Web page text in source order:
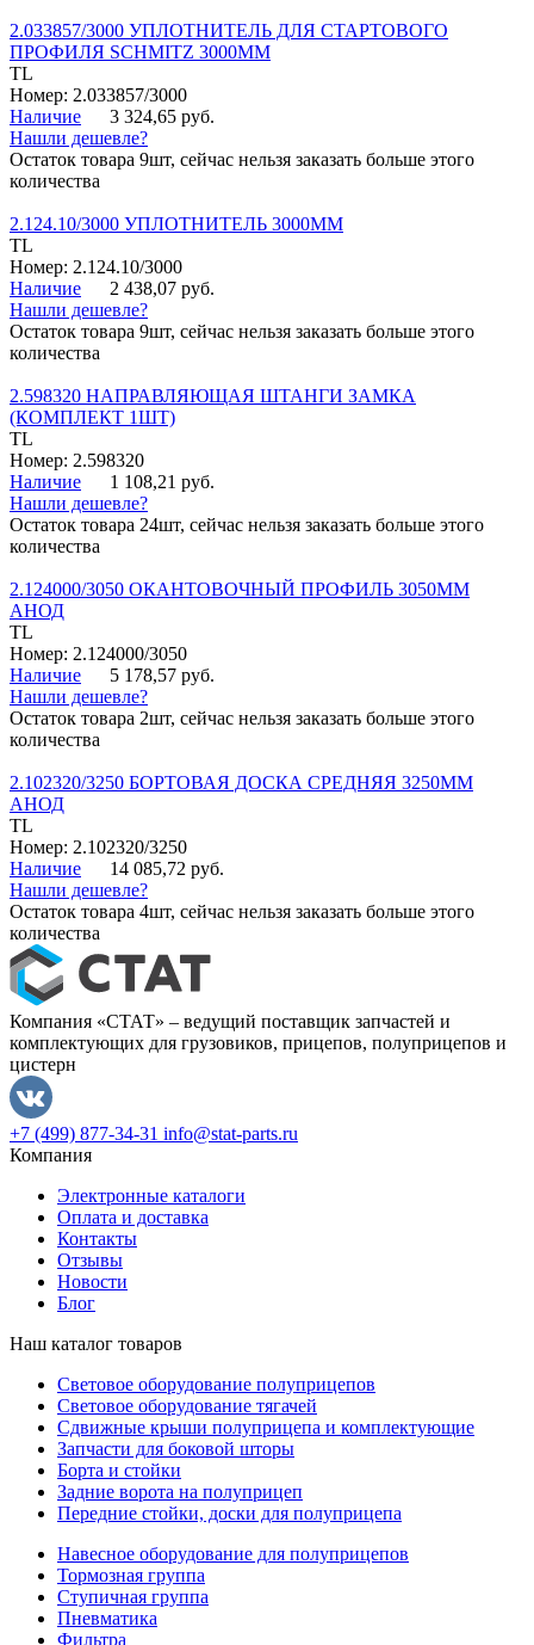
2.033857/3000 УПЛОТНИТЕЛЬ ДЛЯ СТАРТОВОГО
ПРОФИЛЯ SCHMITZ 3000ММ
TL
Номер: 2.033857/3000
Наличие
3 324,65 руб.
Нашли дешевле?
Остаток товара 9шт, сейчас нельзя заказать больше этого
количества
2.124.10/3000 УПЛОТНИТЕЛЬ 3000ММ
TL
Номер: 2.124.10/3000
Наличие
2 438,07 руб.
Нашли дешевле?
Остаток товара 9шт, сейчас нельзя заказать больше этого
количества
2.598320 НАПРАВЛЯЮЩАЯ ШТАНГИ ЗАМКА
(КОМПЛЕКТ 1ШТ)
TL
Номер: 2.598320
Наличие
1 108,21 руб.
Нашли дешевле?
Остаток товара 24шт, сейчас нельзя заказать больше этого
количества
2.124000/3050 ОКАНТОВОЧНЫЙ ПРОФИЛЬ 3050ММ
АНОД
TL
Номер: 2.124000/3050
Наличие
5 178,57 руб.
Нашли дешевле?
Остаток товара 2шт, сейчас нельзя заказать больше этого
количества
2.102320/3250 БОРТОВАЯ ДОСКА СРЕДНЯЯ 3250ММ
АНОД
TL
Номер: 2.102320/3250
Наличие
14 085,72 руб.
Нашли дешевле?
Остаток товара 4шт, сейчас нельзя заказать больше этого
количества
Компания «СТАТ» – ведущий поставщик запчастей и
комплектующих для грузовиков, прицепов, полуприцепов и
цистерн
+7 (499) 877-34-31 info@stat-parts.ru
Компания
Электронные каталоги
Оплата и доставка
Контакты
Отзывы
Новости
Блог
Наш каталог товаров
Световое оборудование полуприцепов
Световое оборудование тягачей
Сдвижные крыши полуприцепа и комплектующие
Запчасти для боковой шторы
Борта и стойки
Задние ворота на полуприцеп
Передние стойки, доски для полуприцепа
Навесное оборудование для полуприцепов
Тормозная группа
Ступичная группа
Пневматика
Фильтра